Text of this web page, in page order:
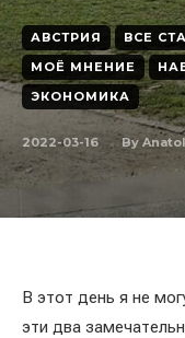
АВСТРИЯ ВСЕ
МОЁ МНЕНИЕ
ЭКОНОМИКА
2022-03-16 By
В этот день я не
эти два